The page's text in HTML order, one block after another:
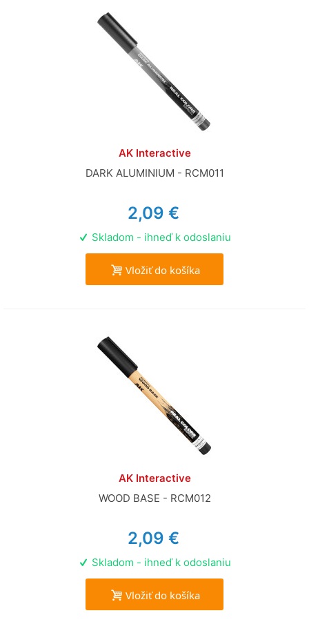
AK Interactive
DARK ALUMINIUM - RCM011
2,09 €
Skladom - ihneď k odoslaniu
Vložiť do košíka
AK Interactive
WOOD BASE - RCM012
2,09 €
Skladom - ihneď k odoslaniu
Vložiť do košíka